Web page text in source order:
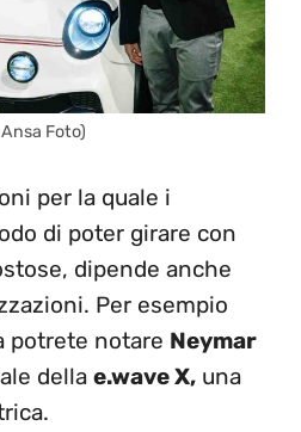
Foto)
per la quale i
di poter girare con
dipende anche
Per esempio
potrete notare Neymar
della e.wave X, una